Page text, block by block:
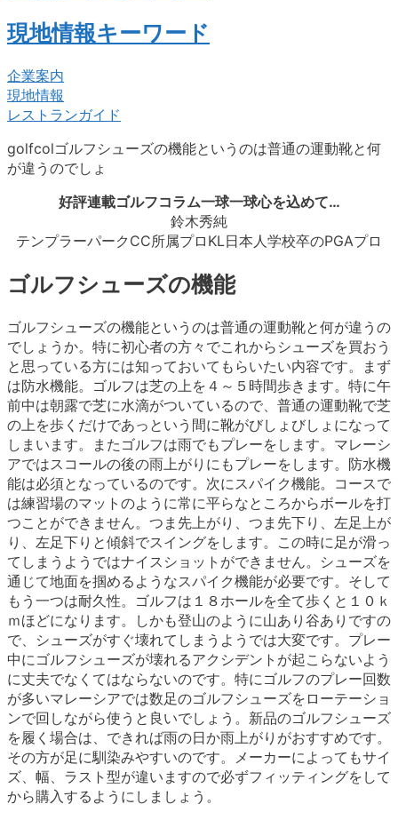
現地情報キーワード
企業案内
現地情報
レストランガイド
golfcolゴルフシューズの機能というのは普通の運動靴と何
が違うのでしょ
好評連載ゴルフコラム一球一球心を込めて…
鈴木秀純
テンプラーパークCC所属プロKL日本人学校卒のPGAプロ
ゴルフシューズの機能
ゴルフシューズの機能というのは普通の運動靴と何が違うの
でしょうか。特に初心者の方々でこれからシューズを買おう
と思っている方には知っておいてもらいたい内容です。まず
は防水機能。ゴルフは芝の上を４～５時間歩きます。特に午
前中は朝露で芝に水滴がついているので、普通の運動靴で芝
の上を歩くだけであっという間に靴がびしょびしょになって
しまいます。またゴルフは雨でもプレーをします。マレーシ
アではスコールの後の雨上がりにもプレーをします。防水機
能は必須となっているのです。次にスパイク機能。コースで
は練習場のマットのように常に平らなところからボールを打
つことができません。つま先上がり、つま先下り、左足上が
り、左足下りと傾斜でスイングをします。この時に足が滑っ
てしまうようではナイスショットができません。シューズを
通じて地面を掴めるようなスパイク機能が必要です。そして
もう一つは耐久性。ゴルフは１８ホールを全て歩くと１０ｋ
ｍほどになります。しかも登山のように山あり谷ありですの
で、シューズがすぐ壊れてしまうようでは大変です。プレー
中にゴルフシューズが壊れるアクシデントが起こらないよう
に丈夫でなくてはならないのです。特にゴルフのプレー回数
が多いマレーシアでは数足のゴルフシューズをローテーショ
ンで回しながら使うと良いでしょう。新品のゴルフシューズ
を履く場合は、できれば雨の日か雨上がりがおすすめです。
その方が足に馴染みやすいのです。メーカーによってもサイ
ズ、幅、ラスト型が違いますので必ずフィッティングをして
から購入するようにしましょう。